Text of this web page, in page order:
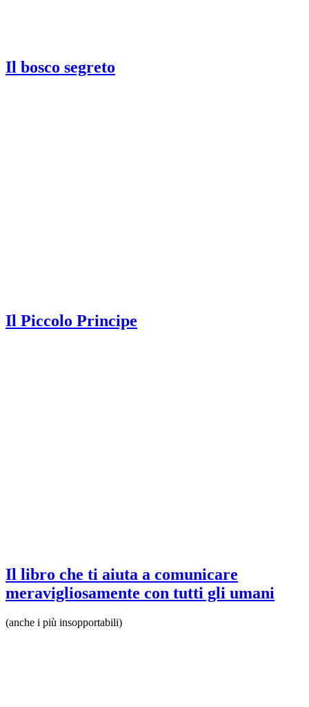
Il bosco segreto
Il Piccolo Principe
Il libro che ti aiuta a comunicare
meravigliosamente con tutti gli umani
(anche i più insopportabili)